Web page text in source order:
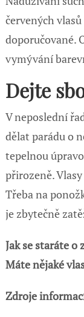
červených
doporučované.
vymývání
Dejte
V neposlední
dělat parádu o
tepelnou
přirozeně.
Třeba na
je zbytečně
Jak se staráte o
Máte nějaké
Zdroje